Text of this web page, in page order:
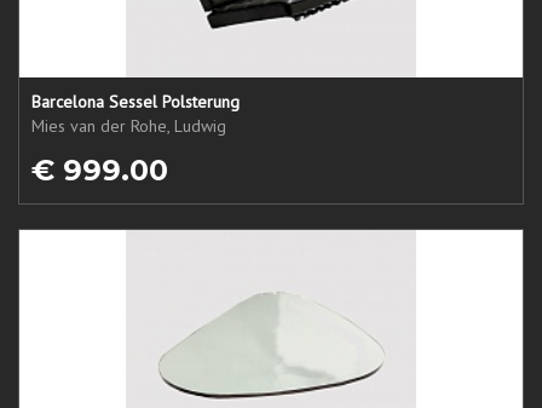
Barcelona Sessel Polsterung
Mies van der Rohe, Ludwig
€ 999.00